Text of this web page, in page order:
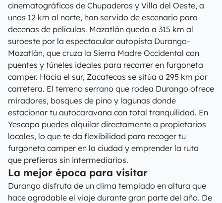
cinematográficos de Chupaderos y Villa del Oeste, a
unos 12 km al norte, han servido de escenario para
decenas de películas. Mazatlán queda a 315 km al
suroeste por la espectacular autopista Durango-
Mazatlán, que cruza la Sierra Madre Occidental con
puentes y túneles ideales para recorrer en furgoneta
camper. Hacia el sur, Zacatecas se sitúa a 295 km por
carretera. El terreno serrano que rodea Durango ofrece
miradores, bosques de pino y lagunas donde
estacionar tu autocaravana con total tranquilidad. En
Yescapa puedes alquilar directamente a propietarios
locales, lo que te da flexibilidad para recoger tu
furgoneta camper en la ciudad y emprender la ruta
que prefieras sin intermediarios.
La mejor época para visitar
Durango disfruta de un clima templado en altura que
hace agradable el viaje durante gran parte del año. De